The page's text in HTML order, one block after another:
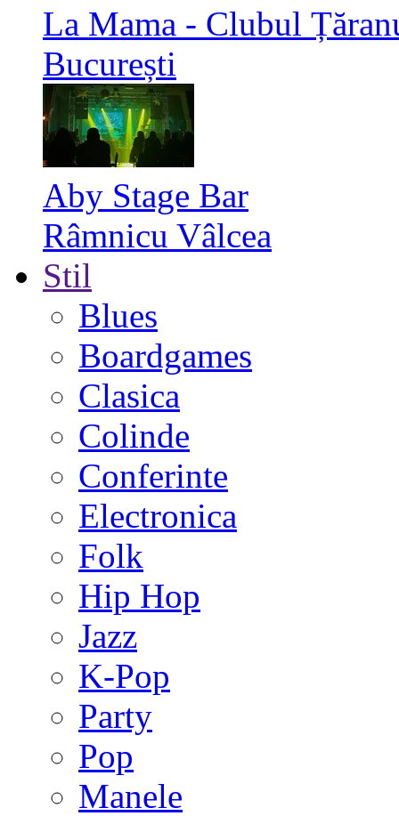
La Mama - Clubul
București
Aby Stage Bar
Râmnicu Vâlcea
Stil
Blues
Boardgames
Clasica
Colinde
Conferinte
Electronica
Folk
Hip Hop
Jazz
K-Pop
Party
Pop
Manele